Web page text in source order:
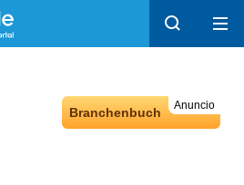
Buscar
Anuncio
Branchenbuch